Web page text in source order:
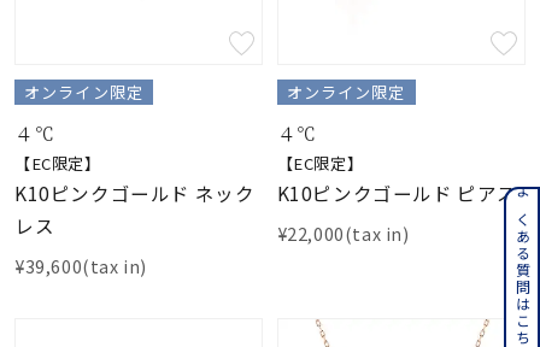
オンライン限定
４℃
【EC限定】
K10ピンクゴールド ネック
レス
¥39,600(tax in)
オンライン限定
４℃
【EC限定】
K10ピンクゴールド ピアス
¥22,000(tax in) よくある質問はこちら